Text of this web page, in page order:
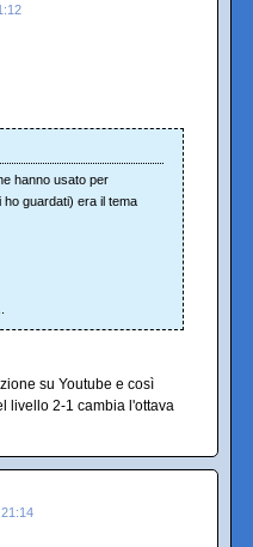
hanno usato per
ho guardati) era il tema
su Youtube e così
livello 2-1 cambia l'ottava